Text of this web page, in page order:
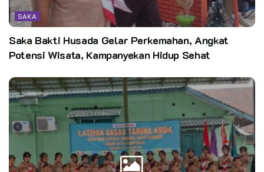
SAKA
Saka Bakti Husada Gelar Perkemahan, Angkat
Potensi Wisata, Kampanyekan Hidup Sehat